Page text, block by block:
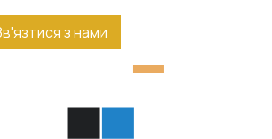
з нами